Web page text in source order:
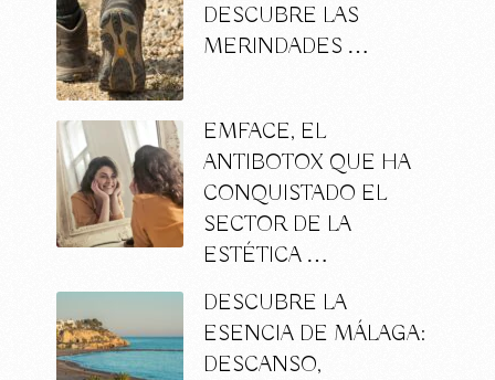
DESCUBRE LAS
MERINDADES …
EMFACE, EL
ANTIBOTOX QUE HA
CONQUISTADO EL
SECTOR DE LA
ESTÉTICA …
DESCUBRE LA
ESENCIA DE MÁLAGA:
DESCANSO,